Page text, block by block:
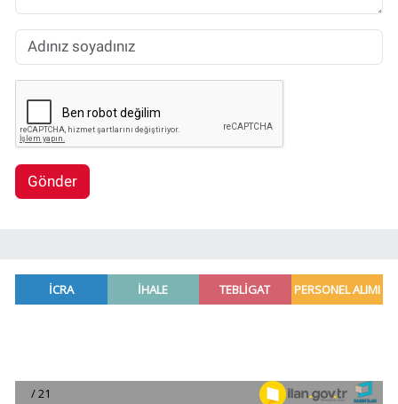
Gönder